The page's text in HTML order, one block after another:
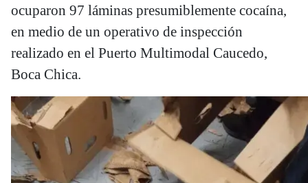
ocuparon 97 láminas presumiblemente cocaína,
en medio de un operativo de inspección
realizado en el Puerto Multimodal Caucedo,
Boca Chica.